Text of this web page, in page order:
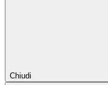
Chiudi